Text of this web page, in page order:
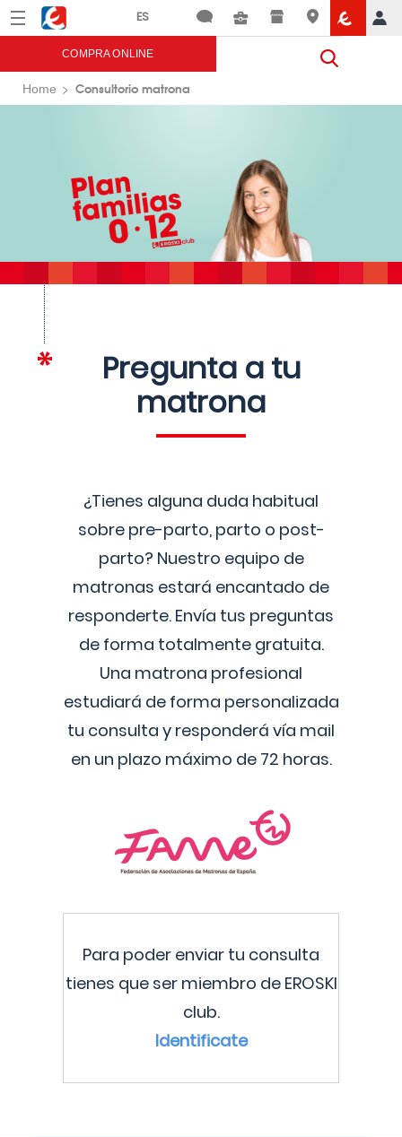
Menú Eroski
COMPRA ONLINE
Home Consultorio matrona
Pregunta a tu
matrona
¿Tienes alguna duda habitual
sobre pre-parto, parto o post-
parto? Nuestro equipo de
matronas estará encantado de
responderte. Envía tus preguntas
de forma totalmente gratuita.
Una matrona profesional
estudiará de forma personalizada
tu consulta y responderá vía mail
en un plazo máximo de 72 horas.
Para poder enviar tu consulta
tienes que ser miembro de EROSKI
club.
Identificate